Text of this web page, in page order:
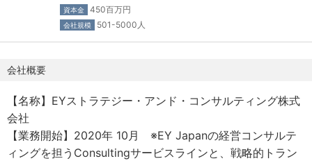
資本金 450百万円
会社規模 501-5000人
会社概要
【名称】EYストラテジー・アンド・コンサルティング株式
会社
【業務開始】2020年 10月 ※EY Japanの経営コンサルテ
ィングを担うConsultingサービスラインと、戦略的トラン